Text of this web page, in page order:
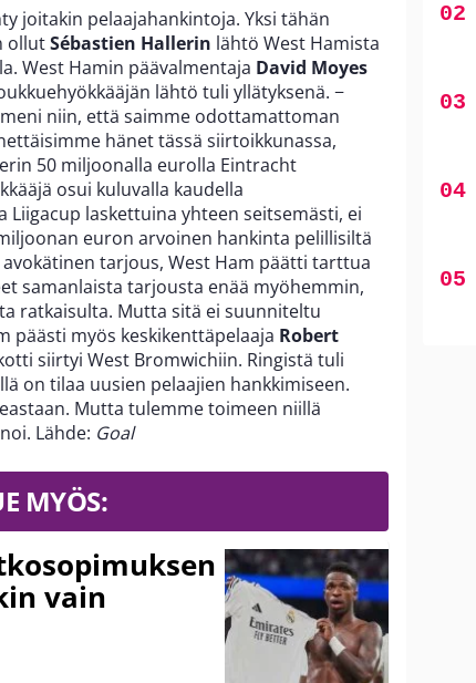
joitakin pelaajahankintoja. Yksi tähän
ollutSébastien Hallerin lähtö West Hamista
West Hamin päävalmentaja David Moyes
lähtö tuli yllätyksenä. −
niin, että saimme odottamattoman
hänet tässä siirtoikkunassa,
50 miljoonalla eurolla Eintracht
osui kuluvalla kaudella
Liigacup laskettuina yhteen seitsemästi, ei
euron arvoinen hankinta pelillisiltä
tarjous, West Ham päätti tarttua
samanlaista tarjousta enää myöhemmin,
ratkaisulta. Mutta sitä ei suunniteltu
päästi myös keskikenttäpelaaja Robert
siirtyi West Bromwichiin. Ringistä tuli
on tilaa uusien pelaajien hankkimiseen.
Mutta tulemme toimeen niillä
Lähde: Goal
MYÖS:
vain